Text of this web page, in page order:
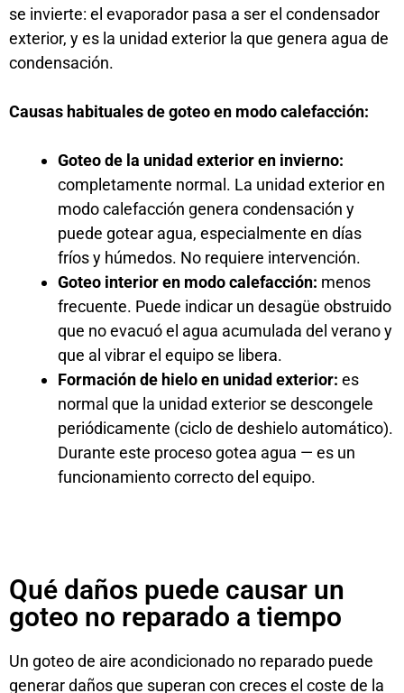
se invierte: el evaporador pasa a ser el condensador
exterior, y es la unidad exterior la que genera agua de
condensación.
Causas habituales de goteo en modo calefacción:
Goteo de la unidad exterior en invierno:
completamente normal. La unidad exterior en
modo calefacción genera condensación y
puede gotear agua, especialmente en días
fríos y húmedos. No requiere intervención.
Goteo interior en modo calefacción: menos
frecuente. Puede indicar un desagüe obstruido
que no evacuó el agua acumulada del verano y
que al vibrar el equipo se libera.
Formación de hielo en unidad exterior: es
normal que la unidad exterior se descongele
periódicamente (ciclo de deshielo automático).
Durante este proceso gotea agua — es un
funcionamiento correcto del equipo.
Qué daños puede causar un
goteo no reparado a tiempo
Un goteo de aire acondicionado no reparado puede
generar daños que superan con creces el coste de la